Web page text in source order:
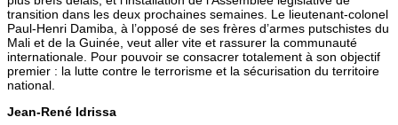
transition dans les deux prochaines semaines. Le lieutenant-colonel
Paul-Henri Damiba, à l’opposé de ses frères d’armes putschistes du
Mali et de la Guinée, veut aller vite et rassurer la communauté
internationale. Pour pouvoir se consacrer totalement à son objectif
premier : la lutte contre le terrorisme et la sécurisation du territoire
national.
Jean-René Idrissa